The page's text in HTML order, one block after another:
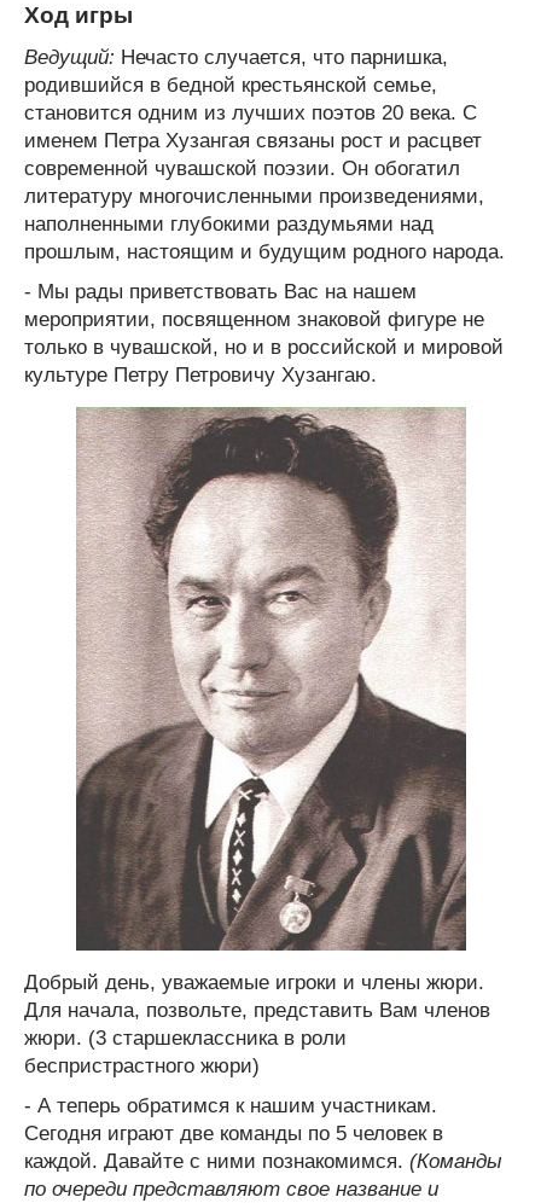
Ход игры
Ведущий: Нечасто случается, что парнишка,
родившийся в бедной крестьянской семье,
становится одним из лучших поэтов 20 века. С
именем Петра Хузангая связаны рост и расцвет
современной чувашской поэзии. Он обогатил
литературу многочисленными произведениями,
наполненными глубокими раздумьями над
прошлым, настоящим и будущим родного народа.
- Мы рады приветствовать Вас на нашем
мероприятии, посвященном знаковой фигуре не
только в чувашской, но и в российской и мировой
культуре Петру Петровичу Хузангаю.
Добрый день, уважаемые игроки и члены жюри.
Для начала, позвольте, представить Вам членов
жюри. (3 старшеклассника в роли
беспристрастного жюри)
- А теперь обратимся к нашим участникам.
Сегодня играют две команды по 5 человек в
каждой. Давайте с ними познакомимся. (Команды
по очереди представляют свое название и